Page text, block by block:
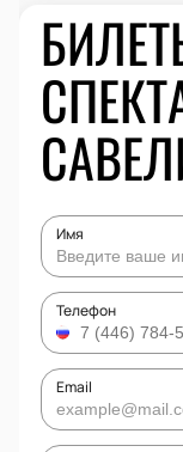
Имя
Телефон
Email